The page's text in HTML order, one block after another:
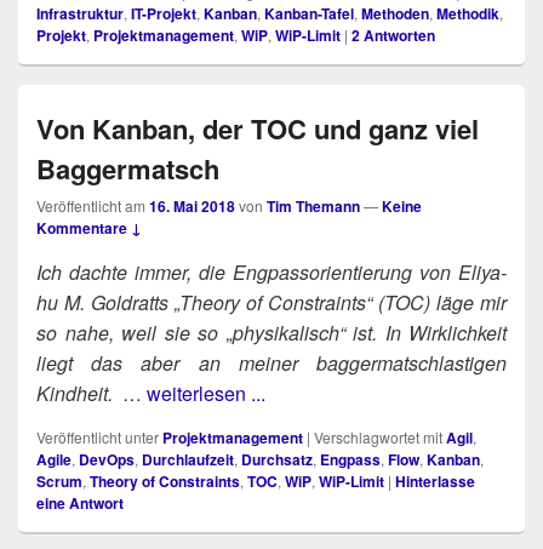
Infrastruktur, IT-Projekt, Kanban, Kanban-Tafel, Methoden, Methodik,
Projekt, Projektmanagement, WiP, WiP-Limit | 2Antworten
Von Kanban, der TOC und ganz viel
Baggermatsch
Veröffentlicht am 16. Mai 2018von Tim Themann—Keine
Kommentare ↓
Ich dach­te immer, die Eng­pass­ori­en­tie­rung von Eli­ya­
hu M. Gold­ratts „Theo­ry of Cons­traints“ (TOC) läge mir
so nahe, weil sie so „phy­si­ka­lisch“ ist. In Wirk­lich­keit
liegt das aber an mei­ner bag­ger­mat­sch­las­ti­gen
Kindheit. … weiterlesen ...
Veröffentlicht unter Projektmanagement | Verschlagwortet mitAgil,
Agile, DevOps, Durchlaufzeit, Durchsatz, Engpass, Flow, Kanban,
Scrum, Theory of Constraints, TOC, WiP, WiP-Limit | Hinterlasse
eine Antwort